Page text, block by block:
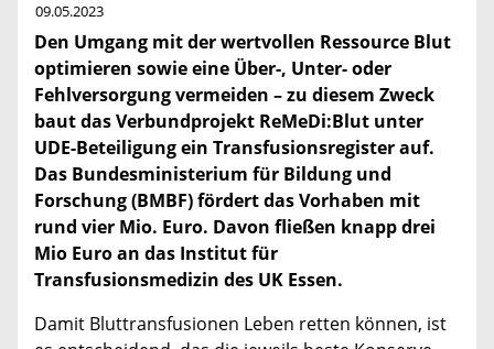
09.05.2023
Den Umgang mit der wertvollen Ressource Blut
optimieren sowie eine Über-, Unter- oder
Fehlversorgung vermeiden – zu diesem Zweck
baut das Verbundprojekt ReMeDi:Blut unter
UDE-Beteiligung ein Transfusionsregister auf.
Das Bundesministerium für Bildung und
Forschung (BMBF) fördert das Vorhaben mit
rund vier Mio. Euro. Davon fließen knapp drei
Mio Euro an das Institut für
Transfusionsmedizin des UK Essen.
Damit Bluttransfusionen Leben retten können, ist